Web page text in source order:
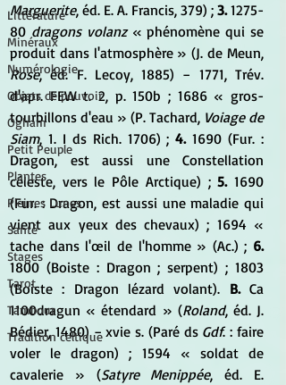
Littérature
Minéraux
Numérologie
Objets de pouvoir
Ogham
Petit Peuple
Plantes
Pleines Lunes
Santé
Stages
Tarot
Tambour
Tradition celtique
Marguerite, éd. E. A. Francis, 379) ; 3. 1275-
80 dragons volanz « phénomène qui se
Rose, éd. F. Lecoy, 1885) − 1771, Trév.
d'apr. FEW t. 2, p. 150b ; 1686 « gros-
tourbillons d'eau » (P. Tachard, Voiage de
Siam, 1. I ds Rich. 1706) ; 4. 1690 (Fur. :
Dragon, est aussi une Constellation
céleste, vers le Pôle Arctique) ; 5. 1690
(Fur. : Dragon, est aussi une maladie qui
vient aux yeux des chevaux) ; 1694 «
tache dans l'œil de l'homme » (Ac.) ; 6.
1800 (Boiste : Dragon ; serpent) ; 1803
(Boiste : Dragon lézard volant). B. Ca
1100dragun « étendard » (Roland, éd. J.
Bédier, 1480) − xvie s. (Paré ds Gdf. : faire
voler le dragon) ; 1594 « soldat de
cavalerie » (Satyre Menippée, éd. E.